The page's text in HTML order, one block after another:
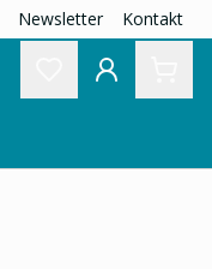
Newsletter Kontakt